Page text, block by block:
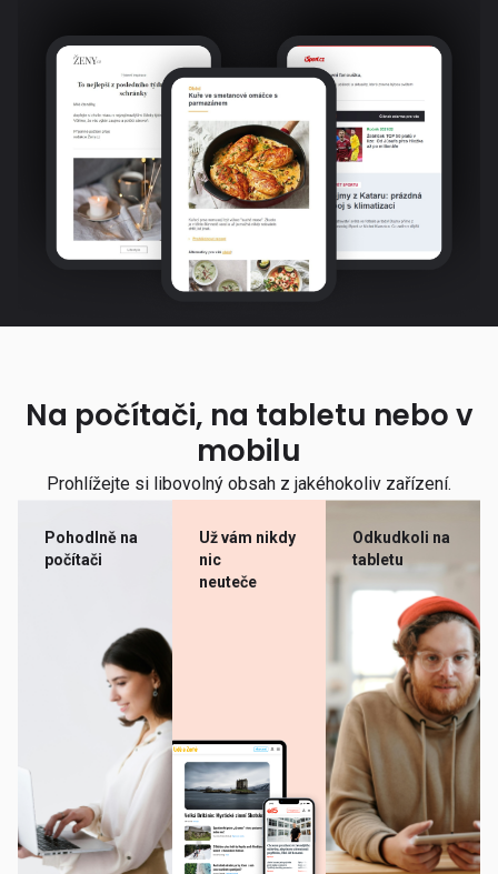
Na počítači, na tabletu nebo v
mobilu
Prohlížejte si libovolný obsah z jakéhokoliv zařízení.
Pohodlně na
počítači
Už vám nikdy
nic
neuteče
Odkudkoli na
tabletu